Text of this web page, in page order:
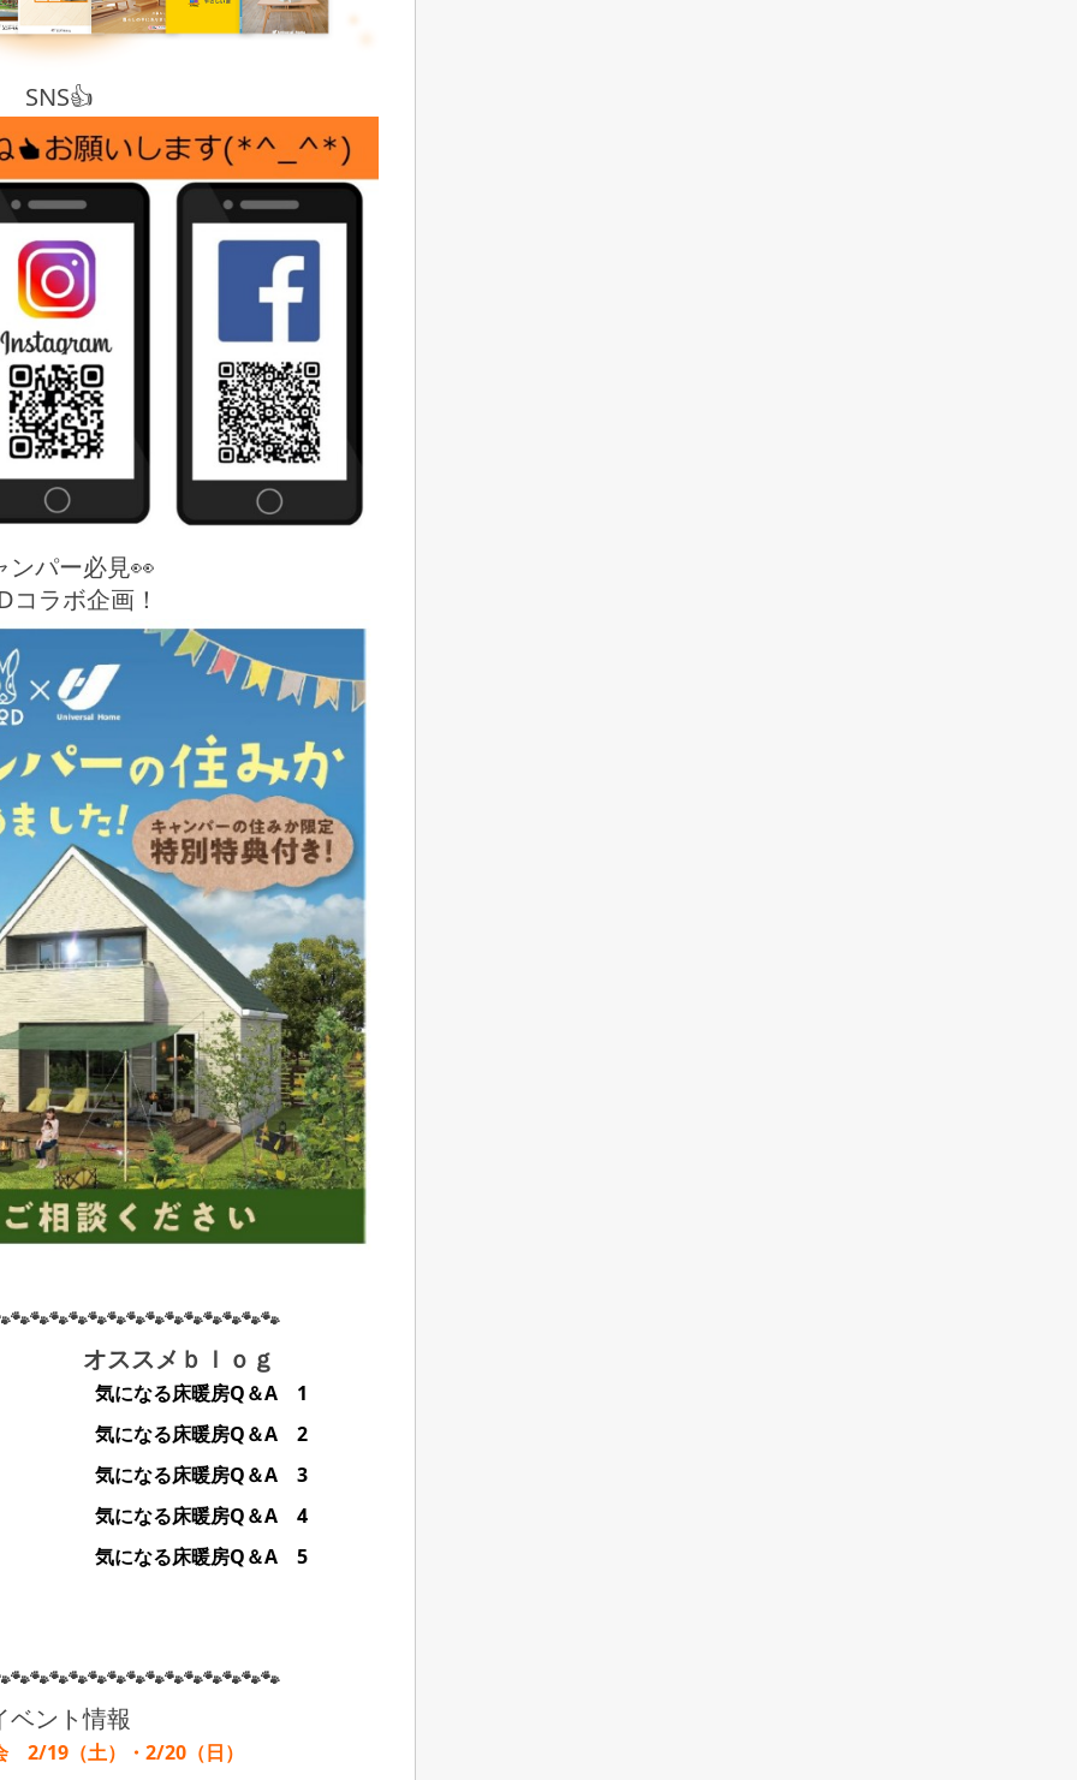
SNS👍
ンパー必見👀
コラボ企画！
オススメｂｌｏｇ
気になる床暖房Q＆A 1
気になる床暖房Q＆A 2
気になる床暖房Q＆A 3
気になる床暖房Q＆A 4
気になる床暖房Q＆A 5
ベント情報
2/19（土）・2/20（日）